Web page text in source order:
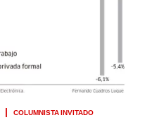
COLUMNISTA INVITADO